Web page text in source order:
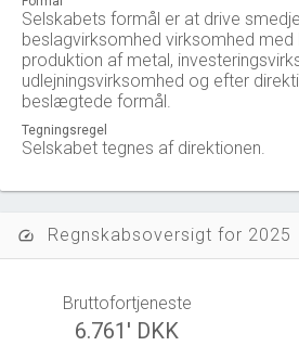
Selskabets formål er at drive
beslagvirksomhed virksomhed med
produktion af metal,
udlejningsvirksomhed og efter
beslægtede formål.
Tegningsregel
Selskabet tegnes af direktionen.
speed Regnskabsoversigt for 2025
Bruttofortjeneste
6.761' DKK